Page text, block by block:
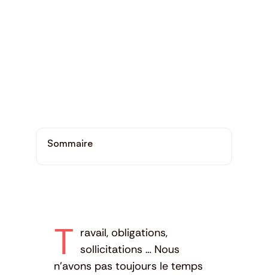
Sommaire
T ravail, obligations,
sollicitations … Nous
n’avons pas toujours le temps